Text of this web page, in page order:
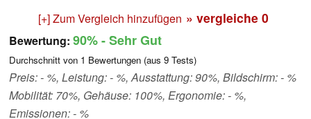
[+] Zum Vergleich hinzufügen » vergleiche 0
Bewertung: 90%- Sehr Gut
Durchschnitt von 1 Bewertungen (aus 9 Tests)
Preis: - %, Leistung: - %, Ausstattung: 90%, Bildschirm: - %
Mobilität: 70%, Gehäuse: 100%, Ergonomie: - %,
Emissionen: - %